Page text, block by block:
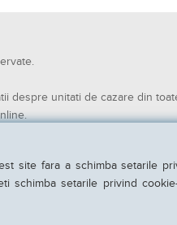
site fara a schimba setarile
schimba setarile privind
despre unitati de cazare din
in Romania